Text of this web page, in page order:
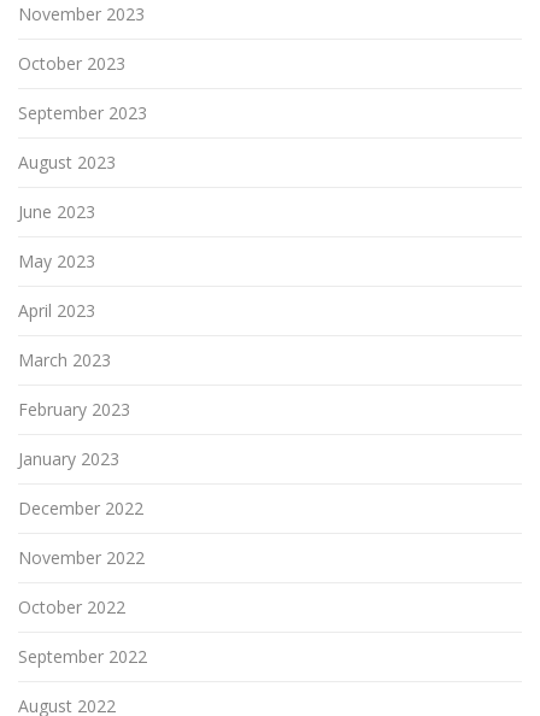
November 2023
October 2023
September 2023
August 2023
June 2023
May 2023
April 2023
March 2023
February 2023
January 2023
December 2022
November 2022
October 2022
September 2022
August 2022